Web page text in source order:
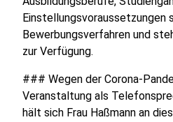
Einstellungsvoraussetzungen
Bewerbungsverfahren und
zur Verfügung.
### Wegen der Corona-
Veranstaltung als
hält sich Frau Haßmann an